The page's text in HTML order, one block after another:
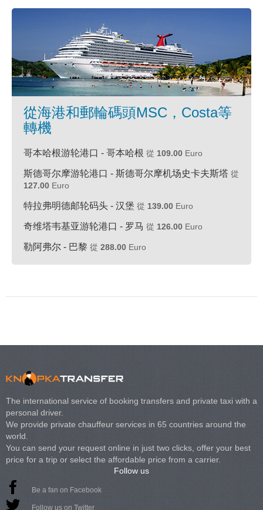
從海港和郵輪碼頭MSC，Costa等
轉機
哥本哈根游轮港口 - 哥本哈根 從 109.00 Euro
斯德哥尔摩游轮港口 - 斯德哥尔摩机场史卡夫斯塔 從
127.00 Euro
特拉弗明德邮轮码头 - 汉堡 從 139.00 Euro
奇维塔韦基亚游轮港口 - 罗马 從 126.00 Euro
勒阿弗尔 - 巴黎 從 288.00 Euro
The international service of booking transfers and private taxi with a
personal driver.
We provide private chauffeur services in 65 countries around the
world.
You can send your request online in just two clicks, offer your best
price for a trip or select the affordable price from a carrier.
Follow us
Be a fan on Facebook
Follow us on Twitter